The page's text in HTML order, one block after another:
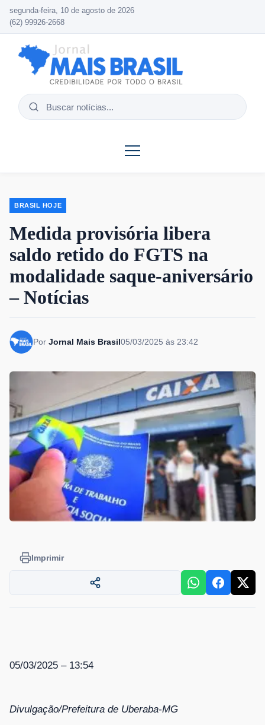
segunda-feira, 10 de agosto de 2026
(62) 99926-2668
Buscar
BRASIL HOJE
Medida provisória libera
saldo retido do FGTS na
modalidade saque-aniversário
– Notícias
Por Jornal Mais Brasil05/03/2025 às 23:42
Imprimir
05/03/2025 – 13:54
Divulgação/Prefeitura de Uberaba-MG